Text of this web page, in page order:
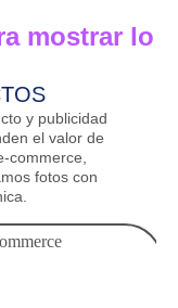
mostrar lo
y publicidad
el valor de
commerce,
fotos con